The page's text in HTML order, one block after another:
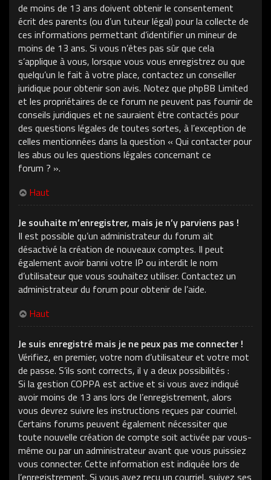
de moins de 13 ans doivent obtenir le consentement
écrit des parents (ou d’un tuteur légal) pour la collecte de
ces informations permettant d’identifier un mineur de
moins de 13 ans. Si vous n’êtes pas sûr que cela
s’applique à vous, lorsque vous vous enregistrez ou que
quelqu’un le fait à votre place, contactez un conseiller
juridique pour obtenir son avis. Notez que phpBB Limited
et les propriétaires de ce forum ne peuvent pas fournir de
conseils juridiques et ne sauraient être contactés pour
des questions légales de toutes sortes, à l’exception de
celles mentionnées dans la question « Qui contacter pour
les abus ou les questions légales concernant ce
forum ? ».
Haut
Je souhaite m’enregistrer, mais je n’y parviens pas !
Il est possible qu’un administrateur du forum ait
désactivé la création de nouveaux comptes. Il peut
également avoir banni votre IP ou interdit le nom
d’utilisateur que vous souhaitez utiliser. Contactez un
administrateur du forum pour obtenir de l’aide.
Haut
Je suis enregistré mais je ne peux pas me connecter !
Vérifiez, en premier, votre nom d’utilisateur et votre mot
de passe. S’ils sont corrects, il y a deux possibilités :
Si la gestion COPPA est active et si vous avez indiqué
avoir moins de 13 ans lors de l’enregistrement, alors
vous devrez suivre les instructions reçues par courriel.
Certains forums peuvent également nécessiter que
toute nouvelle création de compte soit activée par vous-
même ou par un administrateur avant que vous puissiez
vous connecter. Cette information est indiquée lors de
l’enregistrement. Si vous avez reçu un courriel, suivez ses